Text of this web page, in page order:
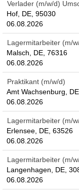
Verlader (m/w/d)
Hof, DE, 95030
06.08.2026
Lagermitarbeiter (m/
Malsch, DE, 76316
06.08.2026
Praktikant (m/w/d)
Amt Wachsenburg,
06.08.2026
Lagermitarbeiter (m/
Erlensee, DE, 63526
06.08.2026
Lagermitarbeiter (m/
Langenhagen, DE,
06.08.2026